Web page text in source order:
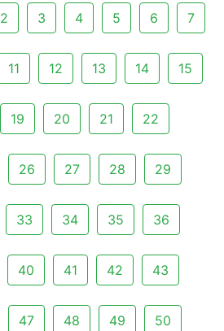
2 3 4 5 6 7
11 12 13 14 15
19 20 21 22
26 27 28 29
33 34 35 36
40 41 42 43
47 48 49 50